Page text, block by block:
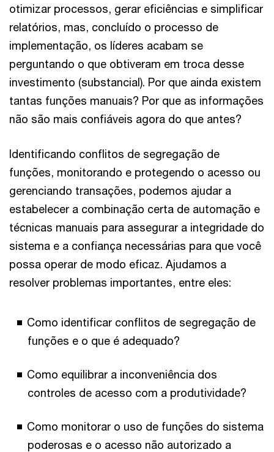
otimizar processos, gerar eficiências e simplificar
relatórios, mas, concluído o processo de
implementação, os líderes acabam se
perguntando o que obtiveram em troca desse
investimento (substancial). Por que ainda existem
tantas funções manuais? Por que as informações
não são mais confiáveis agora do que antes?
Identificando conflitos de segregação de
funções, monitorando e protegendo o acesso ou
gerenciando transações, podemos ajudar a
estabelecer a combinação certa de automação e
técnicas manuais para assegurar a integridade do
sistema e a confiança necessárias para que você
possa operar de modo eficaz. Ajudamos a
resolver problemas importantes, entre eles:
Como identificar conflitos de segregação de
funções e o que é adequado?
Como equilibrar a inconveniência dos
controles de acesso com a produtividade?
Como monitorar o uso de funções do sistema
poderosas e o acesso não autorizado a